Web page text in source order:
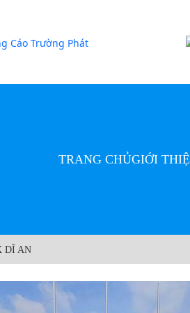
TRANG CHỦGIỚI
DĨ AN